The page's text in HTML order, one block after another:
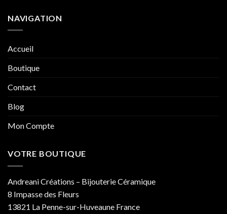
NAVIGATION
Accueil
Boutique
Contact
Blog
Mon Compte
VOTRE BOUTIQUE
Andreani Créations – Bijouterie Céramique
8 Impasse des Fleurs
13821 La Penne-sur-Huveaune France